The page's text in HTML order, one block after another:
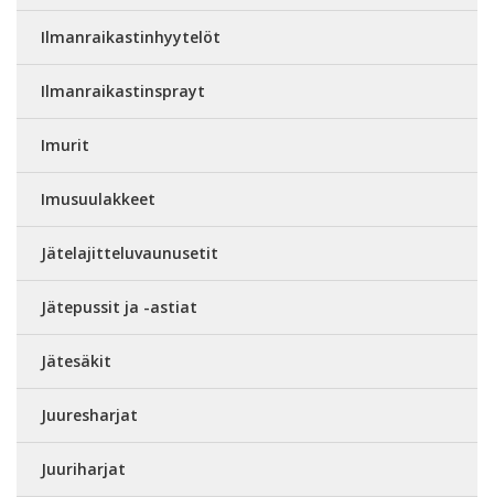
Ilmanraikastinhyytelöt
Ilmanraikastinsprayt
Imurit
Imusuulakkeet
Jätelajitteluvaunusetit
Jätepussit ja -astiat
Jätesäkit
Juuresharjat
Juuriharjat